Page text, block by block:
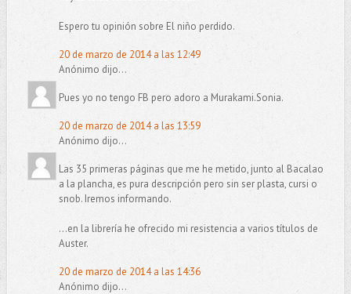
Espero tu opinión sobre El niño perdido.
20 de marzo de 2014 a las 12:49
Anónimo dijo...
Pues yo no tengo FB pero adoro a Murakami.Sonia.
20 de marzo de 2014 a las 13:59
Anónimo dijo...
Las 35 primeras páginas que me he metido, junto al Bacalao
a la plancha, es pura descripción pero sin ser plasta, cursi o
snob. Iremos informando.
...en la librería he ofrecido mi resistencia a varios títulos de
Auster.
20 de marzo de 2014 a las 14:36
Anónimo dijo...